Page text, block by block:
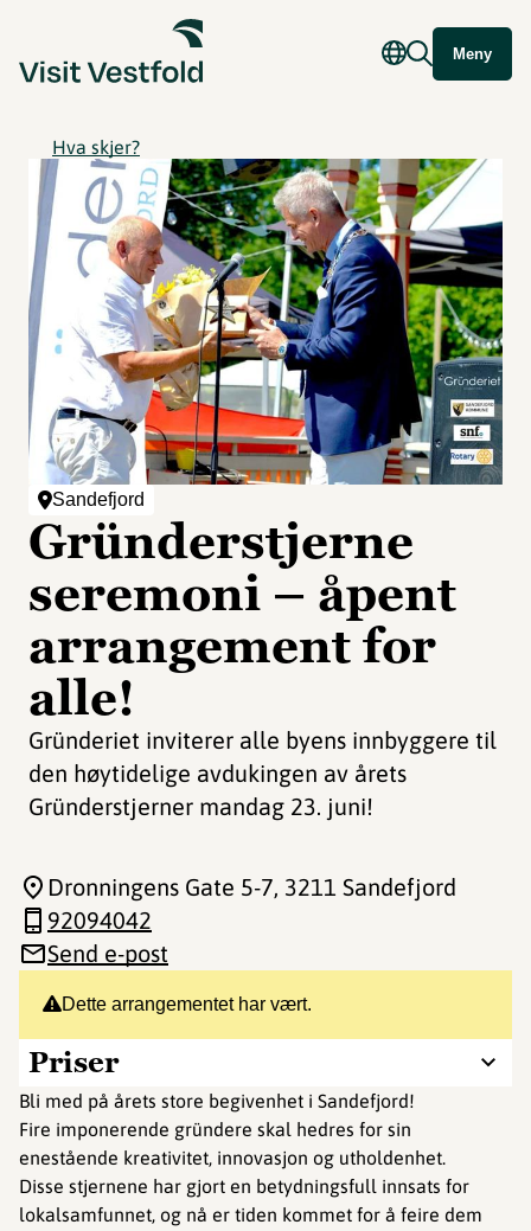
Meny
Hva skjer?
Sandefjord
Gründerstjerne
seremoni – åpent
arrangement for
alle!
Gründeriet inviterer alle byens innbyggere til
den høytidelige avdukingen av årets
Gründerstjerner mandag 23. juni!
Dette arrangementet har vært.
Priser
Bli med på årets store begivenhet i Sandefjord!
Fire imponerende gründere skal hedres for sin
enestående kreativitet, innovasjon og utholdenhet.
Disse stjernene har gjort en betydningsfull innsats for
lokalsamfunnet, og nå er tiden kommet for å feire dem
Dronningens Gate 5-7, 3211 Sandefjord
92094042
Send e-post